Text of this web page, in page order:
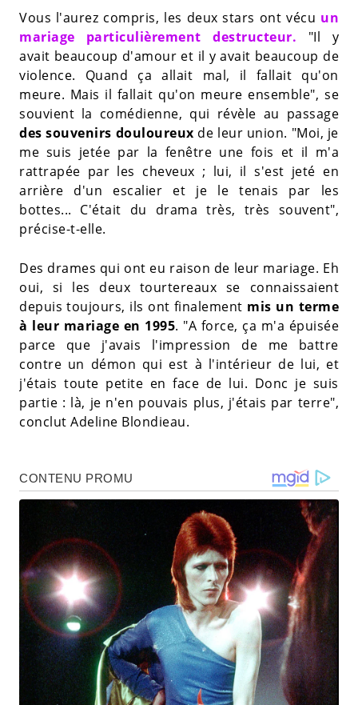
Vous l'aurez compris, les deux stars ont vécu un
mariage particulièrement destructeur. "Il y
avait beaucoup d'amour et il y avait beaucoup de
violence. Quand ça allait mal, il fallait qu'on
meure. Mais il fallait qu'on meure ensemble", se
souvient la comédienne, qui révèle au passage
des souvenirs douloureux de leur union. "Moi, je
me suis jetée par la fenêtre une fois et il m'a
rattrapée par les cheveux ; lui, il s'est jeté en
arrière d'un escalier et je le tenais par les
bottes... C'était du drama très, très souvent",
précise-t-elle.
Des drames qui ont eu raison de leur mariage. Eh
oui, si les deux tourtereaux se connaissaient
depuis toujours, ils ont finalement mis un terme
à leur mariage en 1995. "A force, ça m'a épuisée
parce que j'avais l'impression de me battre
contre un démon qui est à l'intérieur de lui, et
j'étais toute petite en face de lui. Donc je suis
partie : là, je n'en pouvais plus, j'étais par terre",
conclut Adeline Blondieau.